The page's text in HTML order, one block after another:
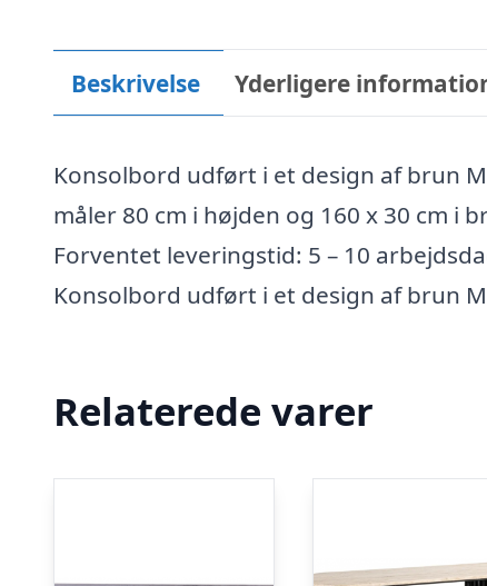
Beskrivelse Yderligere
Konsolbord udført i et design af brun
måler 80 cm i højden og 160 x 30 cm i
Forventet leveringstid: 5 – 10
Konsolbord udført i et design af brun
Relaterede varer